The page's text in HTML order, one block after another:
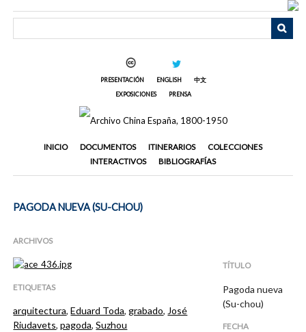
PRESENTACIÓN ENGLISH
中文
EXPOSICIONES
PRENSA
INICIO DOCUMENTOS ITINERARIOS
COLECCIONES
INTERACTIVOS
BIBLIOGRAFÍAS
PAGODA NUEVA (SU-CHOU)
ARCHIVOS
ETIQUETAS
arquitectura,Eduard Toda,grabado,José
Riudavets,pagoda,Suzhou
TÍTULO
Pagoda nueva
(Su-chou)
FECHA